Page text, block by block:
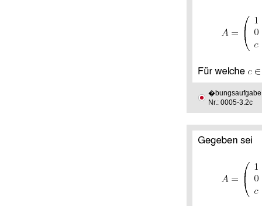
�bungsaufgabe
Nr.: 0005-3.2c